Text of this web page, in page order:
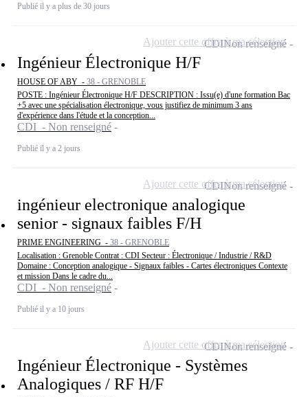
Publié il y a plus de 30 jours
Ingénieur Électronique H/F
HOUSE OF ABY - 38 - GRENOBLE
POSTE : Ingénieur Électronique H/F DESCRIPTION : Issu(e) d'une formation Bac
+5 avec une spécialisation électronique, vous justifiez de minimum 3 ans
d'expérience dans l'étude et la conception...
CDI - Non renseigné
Publié il y a 2 jours
CDINon renseigné
Ajouter cette offre à ma sélection
ingénieur electronique analogique
senior - signaux faibles F/H
PRIME ENGINEERING - 38 - GRENOBLE
Localisation : Grenoble Contrat : CDI Secteur : Électronique / Industrie / R&D
Domaine : Conception analogique - Signaux faibles - Cartes électroniques Contexte
et mission Dans le cadre du...
CDI - Non renseigné
Publié il y a 10 jours
CDINon renseigné
Ajouter cette offre à ma sélection
Ingénieur Électronique - Systèmes
Analogiques / RF H/F
CDINon renseigné
Ajouter cette offre à ma sélection